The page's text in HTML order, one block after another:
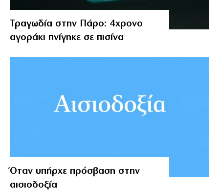
Τραγωδία στην Πάρο: 4χρονο
αγοράκι πνίγηκε σε πισίνα
Όταν υπήρχε πρόσβαση στην
αισιοδοξία